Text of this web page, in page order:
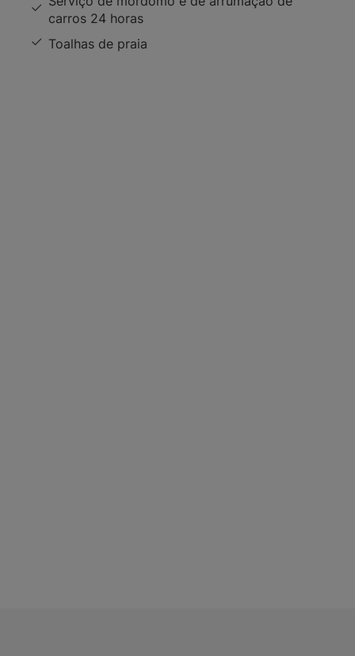
carros 24 horas
Toalhas de praia